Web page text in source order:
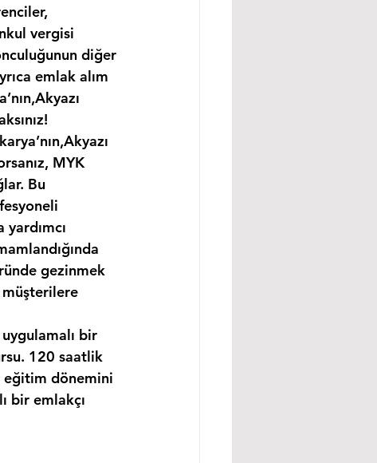
vergisi
diğer
emlak alım
MYK
Bu
gezinmek
müşterilere
bir
120 saatlik
eğitim dönemini
bir emlakçı